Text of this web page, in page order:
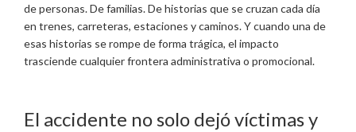
de personas. De familias. De historias que se cruzan cada día
en trenes, carreteras, estaciones y caminos. Y cuando una de
esas historias se rompe de forma trágica, el impacto
trasciende cualquier frontera administrativa o promocional.
El accidente no solo dejó víctimas y